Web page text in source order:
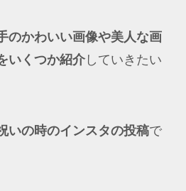
のかわいい画像や美人な画
いくつか紹介していきたい
いの時のインスタの投稿で